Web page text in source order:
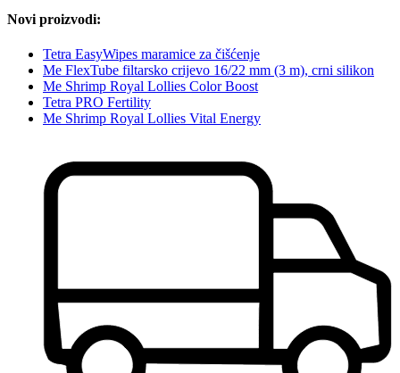
Novi proizvodi:
Tetra EasyWipes maramice za čišćenje
Me FlexTube filtarsko crijevo 16/22 mm (3 m), crni silikon
Me Shrimp Royal Lollies Color Boost
Tetra PRO Fertility
Me Shrimp Royal Lollies Vital Energy